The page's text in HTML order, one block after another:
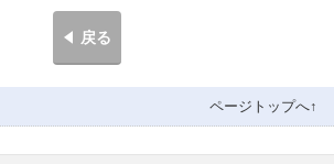
戻る
ページトップへ↑